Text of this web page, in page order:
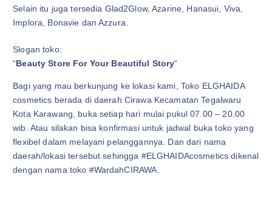
Selain itu juga tersedia Glad2Glow, Azarine, Hanasui, Viva,
Implora, Bonavie dan Azzura.
Slogan toko:
“Beauty Store For Your Beautiful Story“
Bagi yang mau berkunjung ke lokasi kami, Toko ELGHAIDA
cosmetics berada di daerah Cirawa Kecamatan Tegalwaru
Kota Karawang, buka setiap hari mulai pukul 07.00 – 20.00
wib. Atau silakan bisa konfirmasi untuk jadwal buka toko yang
flexibel dalam melayani pelanggannya. Dan dari nama
daerah/lokasi tersebut sehingga #ELGHAIDAcosmetics dikenal
dengan nama toko #WardahCIRAWA.